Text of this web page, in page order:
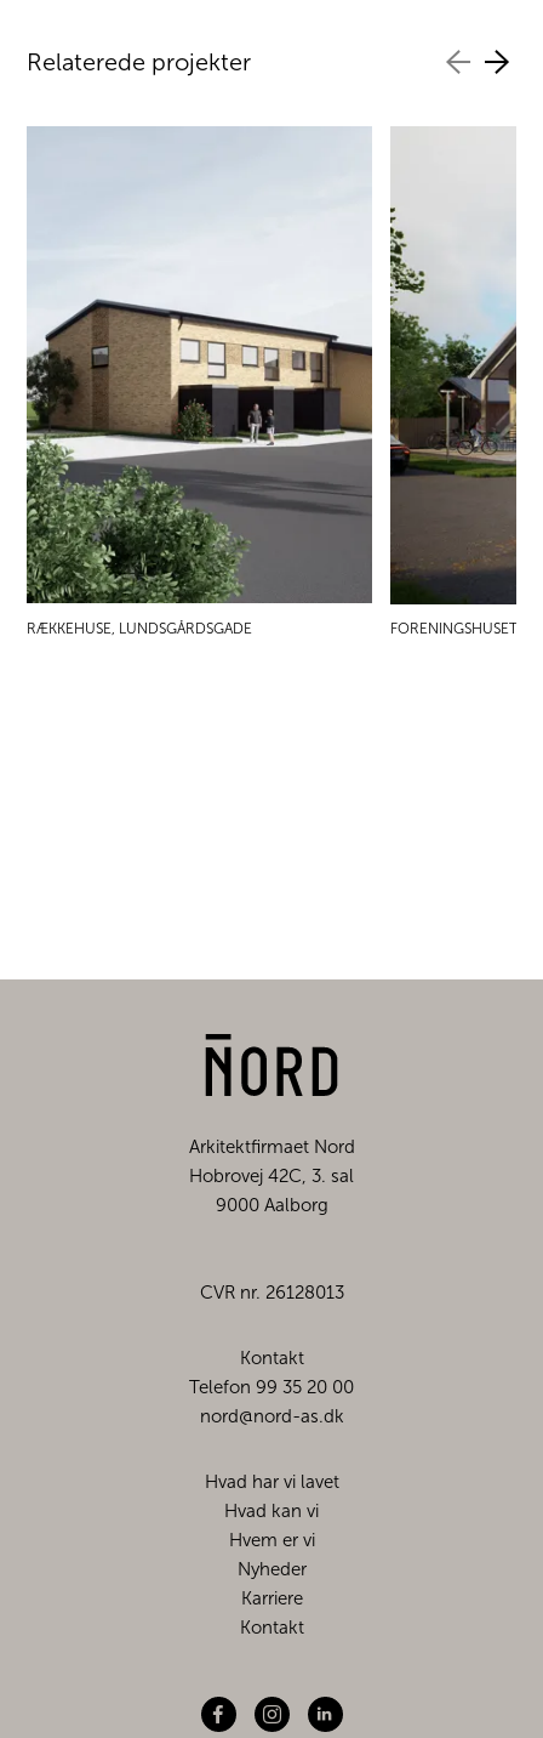
Relaterede projekter
RÆKKEHUSE, LUNDSGÅRDSGADE FORENINGSHUSET
Arkitektfirmaet Nord
Hobrovej 42C, 3. sal
9000 Aalborg
CVR nr. 26128013
Kontakt
Telefon 99 35 20 00
nord@nord-as.dk
Hvad har vi lavet
Hvad kan vi
Hvem er vi
Nyheder
Karriere
Kontakt